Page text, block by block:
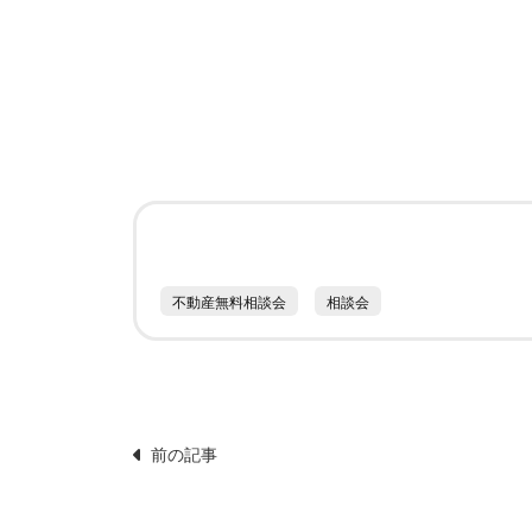
不動産無料相談会 相談会
前の記事